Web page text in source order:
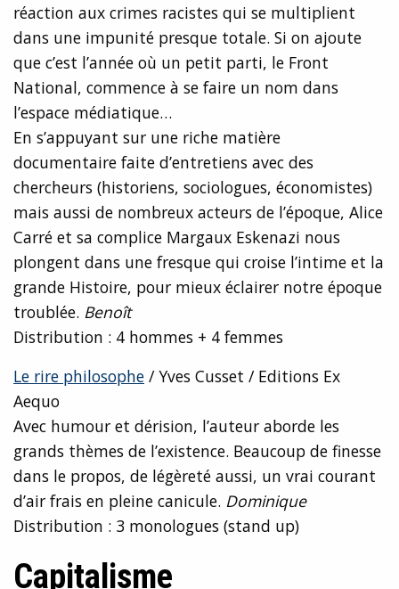
réaction aux crimes racistes qui se multiplient
dans une impunité presque totale. Si on ajoute
que c’est l’année où un petit parti, le Front
National, commence à se faire un nom dans
l’espace médiatique…
En s’appuyant sur une riche matière
documentaire faite d’entretiens avec des
chercheurs (historiens, sociologues, économistes)
mais aussi de nombreux acteurs de l’époque, Alice
Carré et sa complice Margaux Eskenazi nous
plongent dans une fresque qui croise l’intime et la
grande Histoire, pour mieux éclairer notre époque
troublée. Benoît
Distribution : 4 hommes + 4 femmes
Le rire philosophe / Yves Cusset / Editions Ex
Aequo
Avec humour et dérision, l’auteur aborde les
grands thèmes de l’existence. Beaucoup de finesse
dans le propos, de légèreté aussi, un vrai courant
d’air frais en pleine canicule. Dominique
Distribution : 3 monologues (stand up)
Capitalisme